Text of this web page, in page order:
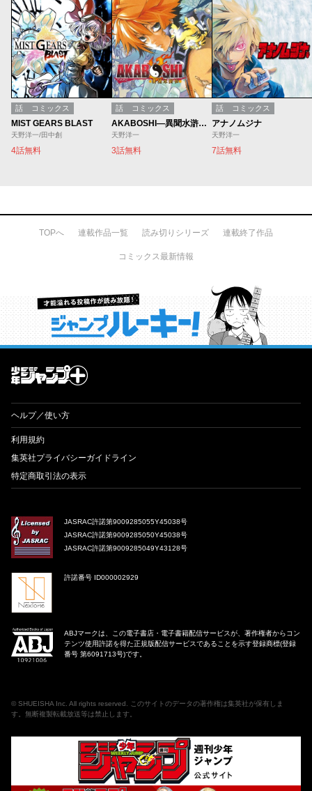
話 コミックス
MIST GEARS BLAST
天野洋一/田中創
4話無料
話 コミックス
AKABOSHI―異聞水滸伝―
天野洋一
3話無料
話 コミックス
アナノムジナ
天野洋一
7話無料
TOPへ 連載作品一覧 読み切りシリーズ 連載終了作品
コミックス最新情報
才能溢れる投稿作が読み放題！ ジャンプルーキー！
ヘルプ／使い方
利用規約
集英社プライバシーガイドライン
特定商取引法の表示
JASRAC許諾第9009285055Y45038号
JASRAC許諾第9009285050Y45038号
JASRAC許諾第9009285049Y43128号
許諾番号 ID000002929
ABJマークは、この電子書店・電子書籍配信サービスが、著作権者からコン
テンツ使用許諾を得た正規版配信サービスであることを示す登録商標(登録
番号 第6091713号)です。
© SHUEISHA Inc. All rights reserved. このサイトのデータの著作権は集英社が保有しま
す。無断複製転載放送等は禁止します。